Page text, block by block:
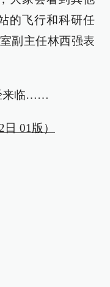
的飞行和科研任
副主任林西强表
来临……
01版）